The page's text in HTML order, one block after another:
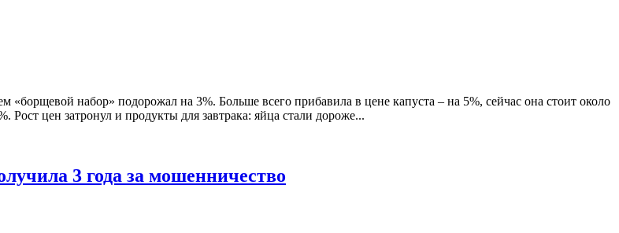
набор» подорожал на 3%. Больше всего прибавила в цене капуста – на 5%, сейчас она стоит около
цен затронул и продукты для завтрака: яйца стали дороже...
3 года за мошенничество